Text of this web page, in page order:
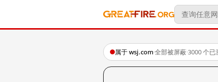
属于 wsj.com·全部被屏蔽·3000 个已